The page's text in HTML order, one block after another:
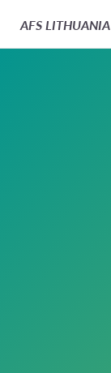
AFSLITHUANIA